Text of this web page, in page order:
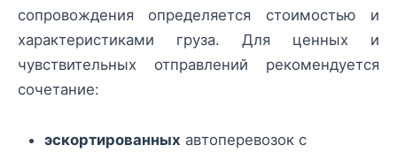
сопровождения определяется стоимостью и
характеристиками груза. Для ценных и
чувствительных отправлений рекомендуется
сочетание:
эскортированных автоперевозок с